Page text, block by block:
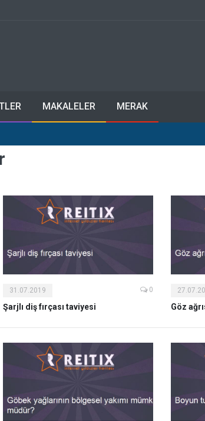
MAKALELER MERAK
31.07.2019 0
Şarjlı diş fırçası taviyesi Göz